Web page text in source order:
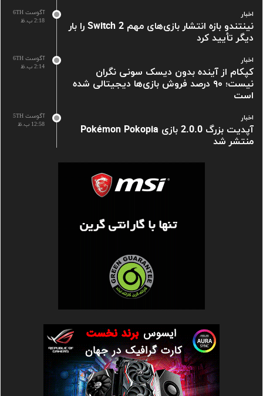
آگوست 6TH
2:18 ب.ظ
اخبار
نینتندو بازه انتشار بازی‌های مهم Switch 2 را بار
دیگر تأیید کرد
آگوست 6TH
2:14 ب.ظ
اخبار
کپکام از آینده بدون دیسک سونی نگران
نیست؛ ۹۰ درصد فروش بازی‌ها دیجیتالی شده
است
آگوست 5TH
12:58 ب.ظ
اخبار
آپدیت بزرگ 2.0.0 بازی Pokémon Pokopia
منتشر شد